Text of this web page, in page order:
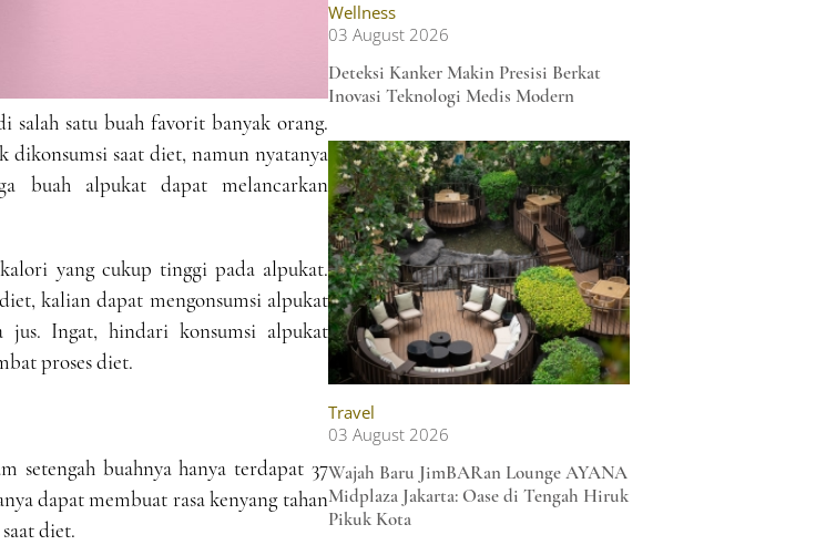
salah satu buah favorit banyak orang.
dikonsumsi saat diet, namun nyatanya
buah alpukat dapat melancarkan
yang cukup tinggi pada alpukat.
kalian dapat mengonsumsi alpukat
jus. Ingat, hindari konsumsi alpukat
proses diet.
buahnya hanya terdapat 37
dapat membuat rasa kenyang tahan
diet.
Wellness
03 August 2026
Deteksi Kanker Makin Presisi Berkat
Inovasi Teknologi Medis Modern
Travel
03 August 2026
Wajah Baru JimBARan Lounge AYANA
Midplaza Jakarta: Oase di Tengah Hiruk
Pikuk Kota